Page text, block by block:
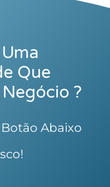
Que
?
Abaixo